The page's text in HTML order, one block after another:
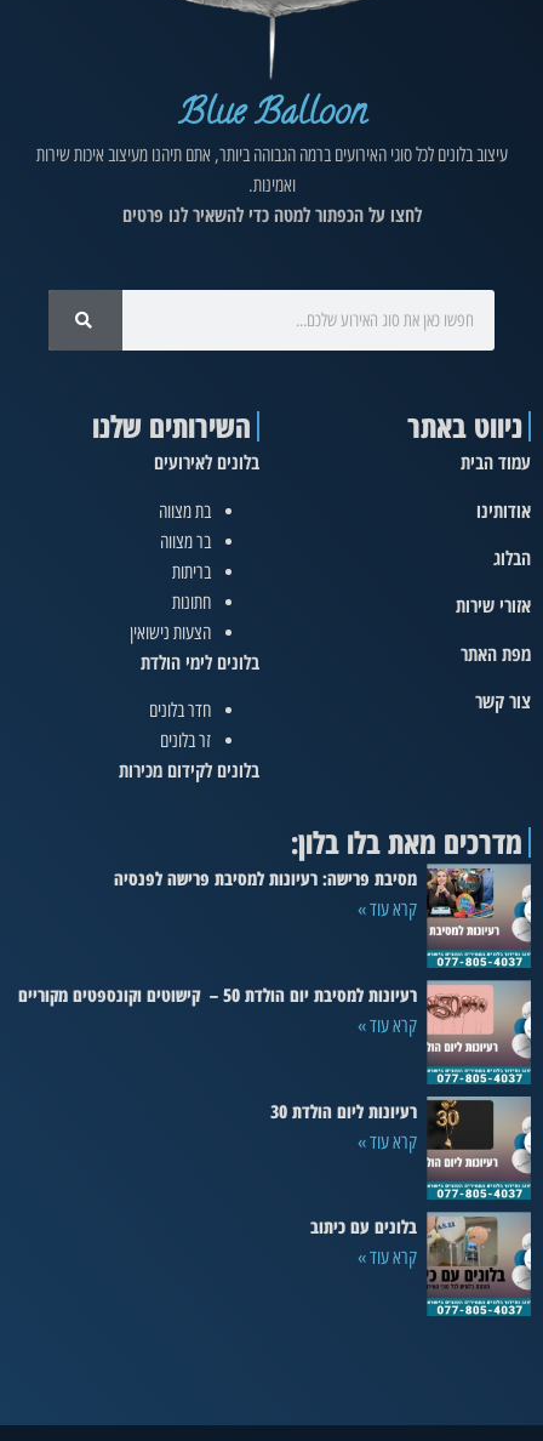
Blue Balloon
עיצוב בלונים לכל סוגי האירועים ברמה הגבוהה ביותר, אתם תיהנו מעיצוב איכות שירות
ואמינות.
לחצו על הכפתור למטה כדי להשאיר לנו פרטים
ניווט באתר
עמוד הבית
אודותינו
הבלוג
אזורי שירות
מפת האתר
צור קשר
השירותים שלנו
בלונים לאירועים
בת מצווה
בר מצווה
בריתות
חתונות
הצעות נישואין
בלונים לימי הולדת
חדר בלונים
זר בלונים
בלונים לקידום מכירות
מדרכים מאת בלו בלון:
מסיבת פרישה: רעיונות למסיבת פרישה לפנסיה
קרא עוד »
רעיונות למסיבת יום הולדת 50 – קישוטים וקונספטים מקוריים
קרא עוד »
רעיונות ליום הולדת 30
קרא עוד »
בלונים עם כיתוב
קרא עוד »